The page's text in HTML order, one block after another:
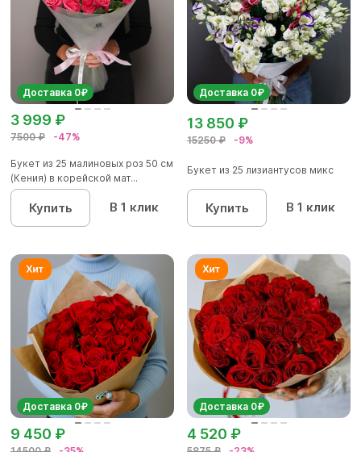
Доставка 0₽
7500 ₽ -47%
3 999 ₽
Букет из 25 малиновых роз 50 см
(Кения) в корейской мат...
Купить В 1 клик
Доставка 0₽
15250 ₽ -9%
13 850 ₽
Букет из 25 лизиантусов микс
Купить В 1 клик
Доставка 0₽
9 450 ₽
Доставка 0₽
4 520 ₽